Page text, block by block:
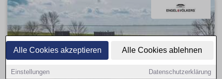
Alle Cookies akzeptieren Alle Cookies ablehnen
Einstellungen Datenschutzerklärung